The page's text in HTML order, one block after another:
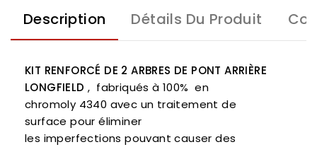
Description Détails Du Produit
KIT RENFORCÉ DE 2 ARBRES DE PONT ARRIÈRE
LONGFIELD , fabriqués à 100%en
chromoly 4340 avec un traitement de
surfacepour éliminer
les imperfectionspouvantcauser des